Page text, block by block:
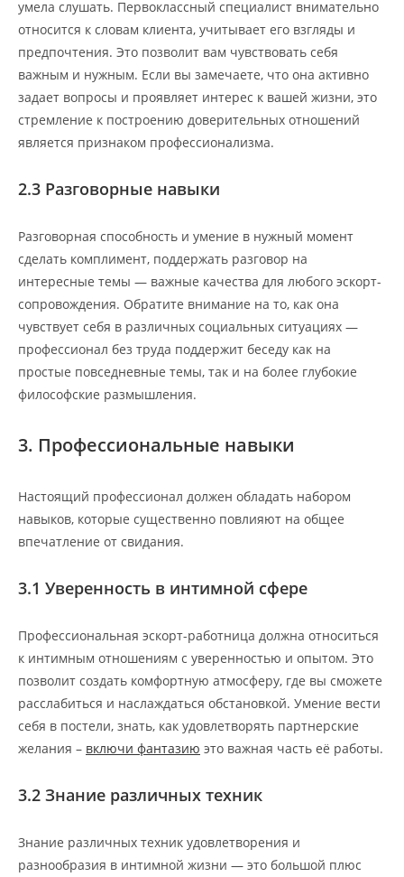
умела слушать. Первоклассный специалист внимательно
относится к словам клиента, учитывает его взгляды и
предпочтения. Это позволит вам чувствовать себя
важным и нужным. Если вы замечаете, что она активно
задает вопросы и проявляет интерес к вашей жизни, это
стремление к построению доверительных отношений
является признаком профессионализма.
2.3 Разговорные навыки
Разговорная способность и умение в нужный момент
сделать комплимент, поддержать разговор на
интересные темы — важные качества для любого эскорт-
сопровождения. Обратите внимание на то, как она
чувствует себя в различных социальных ситуациях —
профессионал без труда поддержит беседу как на
простые повседневные темы, так и на более глубокие
философские размышления.
3. Профессиональные навыки
Настоящий профессионал должен обладать набором
навыков, которые существенно повлияют на общее
впечатление от свидания.
3.1 Уверенность в интимной сфере
Профессиональная эскорт-работница должна относиться
к интимным отношениям с уверенностью и опытом. Это
позволит создать комфортную атмосферу, где вы сможете
расслабиться и наслаждаться обстановкой. Умение вести
себя в постели, знать, как удовлетворять партнерские
желания – включи фантазию это важная часть её работы.
3.2 Знание различных техник
Знание различных техник удовлетворения и
разнообразия в интимной жизни — это большой плюс